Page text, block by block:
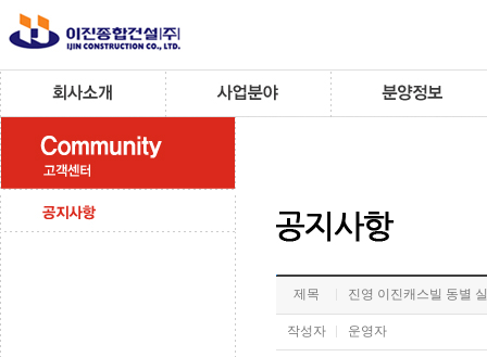
제목 진영 이진캐스빌 동별
작성자 운영자